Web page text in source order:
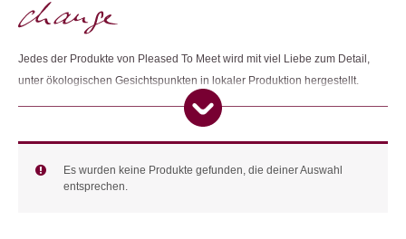
Jedes der Produkte von Pleased To Meet wird mit viel Liebe zum Detail,
unter ökologischen Gesichtspunkten in lokaler Produktion hergestellt.
Dies bedeutet auch, dass sie aufgrund hoher Produktionskosten in einem
fairen Arbeitsumfeld möglicherweise auf ein neues Produkt verzichten
müssen. Obwohl sie diese Tatsache nie wirklich betont hatten, war es von
Anfang an Teil ihres Wertesystems, die Brücke zwischen Design, Qualität,
Umwelt und sozialer Verantwortung zu schlagen.
Es wurden keine Produkte gefunden, die deiner Auswahl
entsprechen.